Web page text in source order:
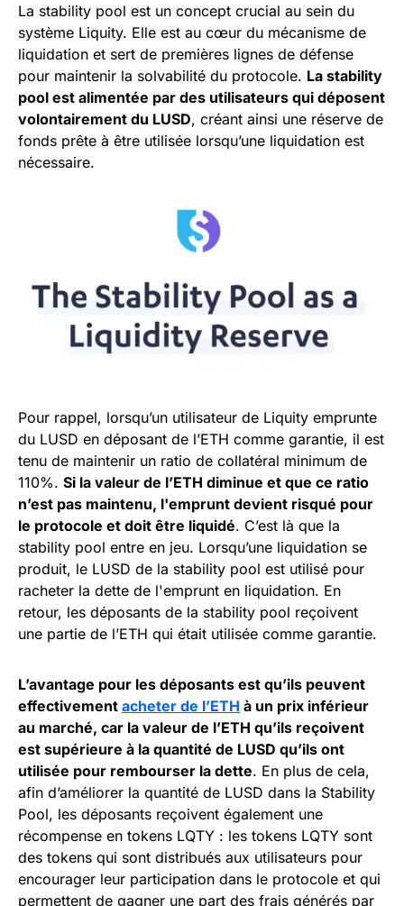
La stability pool est un concept crucial au sein du
système Liquity. Elle est au cœur du mécanisme de
liquidation et sert de premières lignes de défense
pour maintenir la solvabilité du protocole. La stability
pool est alimentée par des utilisateurs qui déposent
volontairement du LUSD, créant ainsi une réserve de
fonds prête à être utilisée lorsqu’une liquidation est
nécessaire.
Pour rappel, lorsqu’un utilisateur de Liquity emprunte
du LUSD en déposant de l’ETH comme garantie, il est
tenu de maintenir un ratio de collatéral minimum de
110%. Si la valeur de l’ETH diminue et que ce ratio
n’est pas maintenu, l'emprunt devient risqué pour
le protocole et doit être liquidé. C’est là que la
stability pool entre en jeu. Lorsqu’une liquidation se
produit, le LUSD de la stability pool est utilisé pour
racheter la dette de l'emprunt en liquidation. En
retour, les déposants de la stability pool reçoivent
une partie de l’ETH qui était utilisée comme garantie.
L’avantage pour les déposants est qu’ils peuvent
effectivement acheter de l’ETH à un prix inférieur
au marché, car la valeur de l’ETH qu’ils reçoivent
est supérieure à la quantité de LUSD qu’ils ont
utilisée pour rembourser la dette. En plus de cela,
afin d’améliorer la quantité de LUSD dans la Stability
Pool, les déposants reçoivent également une
récompense en tokens LQTY : les tokens LQTY sont
des tokens qui sont distribués aux utilisateurs pour
encourager leur participation dans le protocole et qui
permettent de gagner une part des frais générés par